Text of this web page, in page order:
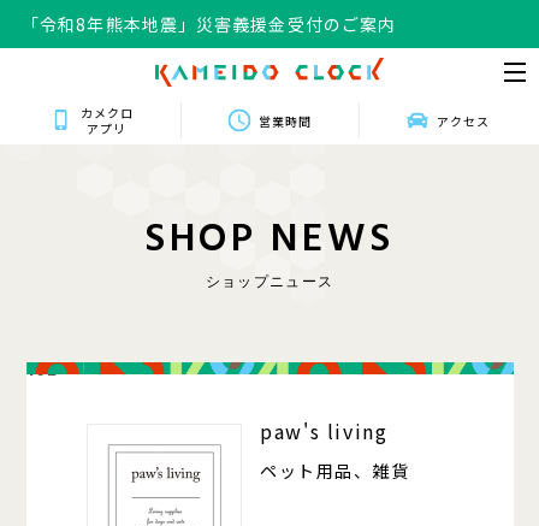
「令和8年熊本地震」災害義援金受付のご案内
カメクロ
アプリ
営業時間 アクセス
SHOP NEWS
ショップニュース
102
paw's living
ペット用品、雑貨